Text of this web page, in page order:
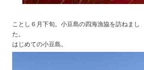
ことし６月下旬。小豆島の四海漁協を訪ねまし
た。
はじめての小豆島。